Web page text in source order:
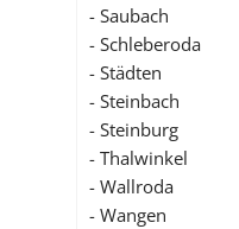
- Saubach
- Schleberoda
- Städten
- Steinbach
- Steinburg
- Thalwinkel
- Wallroda
- Wangen